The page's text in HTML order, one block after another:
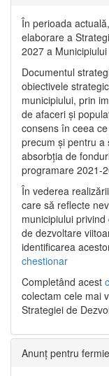
În perioada
elaborare a
2027 a
Documentul
obiectivele
municipiului, prin
de afaceri și
consens în ceea
precum și pentru a
absorbția de
programare 2021-
În vederea
care să reflecte
municipiului
de dezvoltare
identificarea
chestionar
Completând acest
colectam cele mai
Strategiei de
Anunț pentru